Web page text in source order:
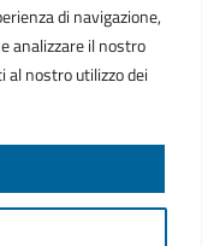
di navigazione,
analizzare il nostro
al nostro utilizzo dei